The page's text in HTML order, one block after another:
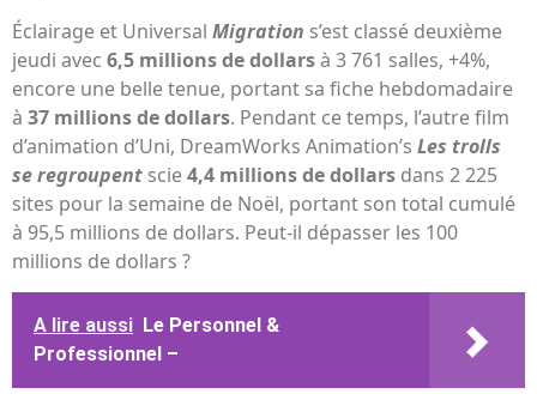
Éclairage et Universal Migration s’est classé deuxième
jeudi avec 6,5 millions de dollarsà 3 761 salles, +4%,
encore une belle tenue, portant sa fiche hebdomadaire
à 37 millions de dollars. Pendant ce temps, l’autre film
d’animation d’Uni, DreamWorks Animation’s Les trolls
se regroupent scie4,4 millions de dollars dans 2 225
sites pour la semaine de Noël, portant son total cumulé
à 95,5 millions de dollars. Peut-il dépasser les 100
millions de dollars ?
A lire aussi Le Personnel &
Professionnel –